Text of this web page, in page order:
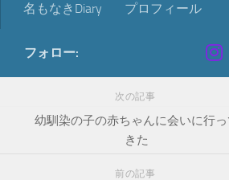
名もなきDiary プロフィール
フォロー:
次の記事
幼馴染の子の赤ちゃんに会いに行っ
きた
前の記事